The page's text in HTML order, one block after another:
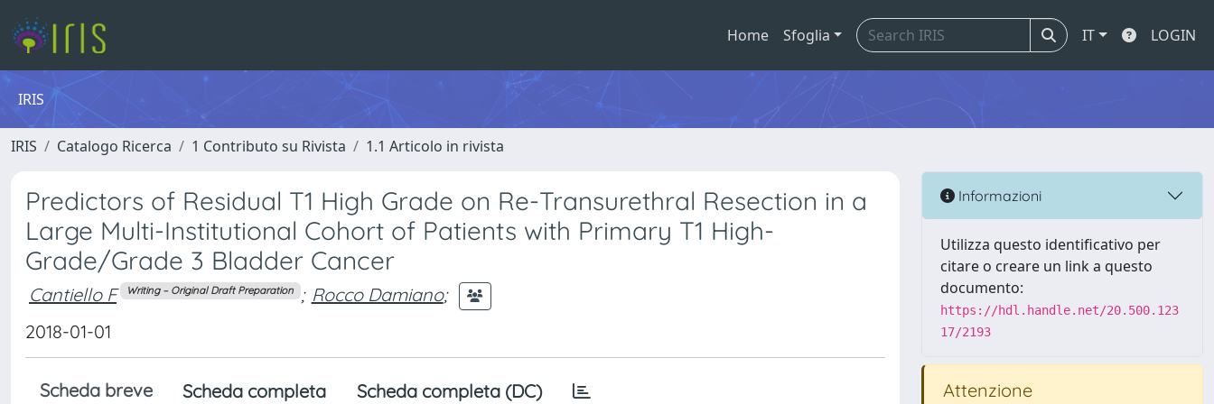
Home Sfoglia IT LOGIN
IRIS
IRIS Catalogo Ricerca 1 Contributo su Rivista 1.1 Articolo in rivista
Predictors of Residual T1 High Grade on Re-Transurethral Resection in a
Large Multi-Institutional Cohort of Patients with Primary T1 High-
Grade/Grade 3 Bladder Cancer
Cantiello F Writing – Original Draft Preparation ; Rocco Damiano;
2018-01-01
Scheda breve Scheda completa Scheda completa (DC)
Informazioni
Utilizza questo identificativo per
citare o creare un link a questo
documento:
https://hdl.handle.net/20.500.123
17/2193
Attenzione